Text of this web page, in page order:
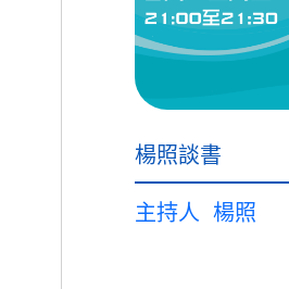
楊照談書
主持人 楊照